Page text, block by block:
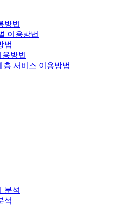
방법
이용방법
법
용방법
층 서비스 이용방법
분석
석